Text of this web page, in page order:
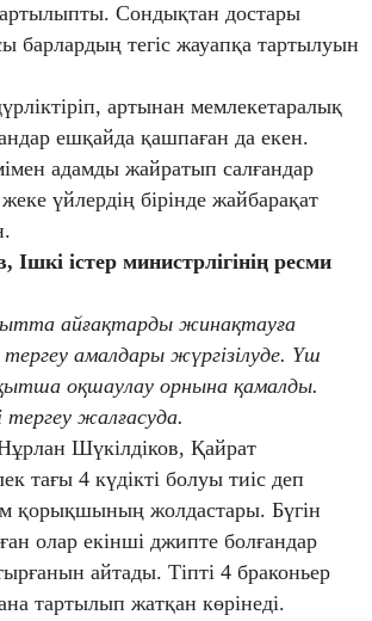
Сондықтан достары
барлардың тегіс жауапқа тартылуын
артынан мемлекетаралық
ешқайда қашпаған да екен.
адамды жайратып салғандар
үйлердің бірінде жайбарақат
Ішкі істер министрлігінің ресми
айғақтарды жинақтауға
амалдары жүргізілуде. Үш
оқшаулау орнына қамалды.
тергеу жалғасуда.
Шүкілдіков, Қайрат
тағы 4 күдікті болуы тиіс деп
қорықшының жолдастары. Бүгін
олар екінші джипте болғандар
айтады. Тіпті 4 браконьер
тартылып жатқан көрінеді.